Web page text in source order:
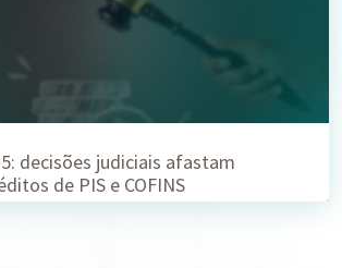
decisões judiciais afastam
de PIS e COFINS